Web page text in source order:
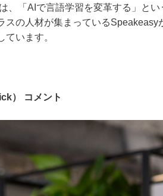
、「AIで言語学習を変革する」と
スの人材が集まっているSpeakeasy
います。
） コメント